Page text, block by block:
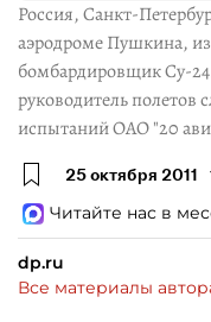
Россия, Санкт-
аэродроме Пушкина,
бомбардировщик Су-
руководитель
испытаний ОАО "20
25 октября 2011
Читайте нас в
dp.ru
Все материалы